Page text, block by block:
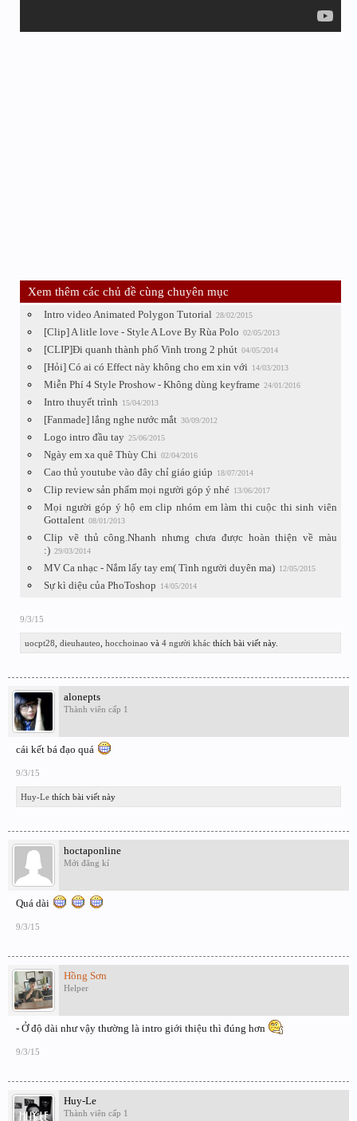
Xem thêm các chủ đề cùng chuyên mục
Intro video Animated Polygon Tutorial 28/02/2015
[Clip] A litle love - Style A Love By Rùa Polo 02/05/2013
[CLIP]Đi quanh thành phố Vinh trong 2 phút 04/05/2014
[Hỏi] Có ai có Effect này không cho em xin với 14/03/2013
Miễn Phí 4 Style Proshow - Không dùng keyframe 24/01/2016
Intro thuyết trình 15/04/2013
[Fanmade] lắng nghe nước mắt 30/09/2012
Logo intro đầu tay 25/06/2015
Ngày em xa quê Thùy Chi 02/04/2016
Cao thủ youtube vào đây chỉ giáo giúp 18/07/2014
Clip review sản phẩm mọi người góp ý nhé 13/06/2017
Mọi người góp ý hộ em clip nhóm em làm thi cuộc thi sinh viên
Gottalent 08/01/2013
Clip vẽ thủ công.Nhanh nhưng chưa được hoàn thiện về màu
:) 29/03/2014
MV Ca nhạc - Nắm lấy tay em( Tình người duyên ma) 12/05/2015
Sự kì diệu của PhoToshop 14/05/2014
9/3/15
uocpt28 dieuhauteo hocchoinao và 4 người khác thích bài viết này.
alonepts
Thành viên cấp 1
cái kết bá đạo quá
9/3/15
Huy-Le thích bài viết này
hoctaponline
Mới đăng kí
Quá dài
9/3/15
Hồng Sơn
Helper
- Ở độ dài như vậy thường là intro giới thiệu thì đúng hơn
9/3/15
Huy-Le
Thành viên cấp 1